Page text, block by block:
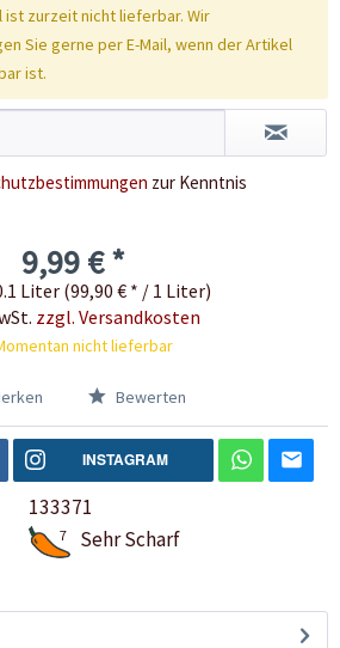
ist zurzeit nicht lieferbar. Wir
Sie gerne per E-Mail, wenn der Artikel
ist.
zur Kenntnis
9,99 € *
Liter (99,90 € * / 1 Liter)
zzgl. Versandkosten
nicht lieferbar
Bewerten
INSTAGRAM
133371
7 Sehr Scharf